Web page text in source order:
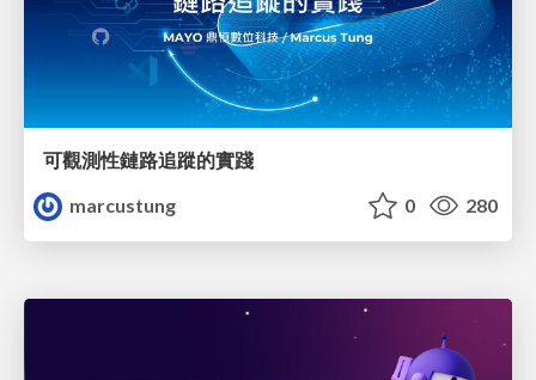
可觀測性鏈路追蹤的實踐
marcustung
0 280